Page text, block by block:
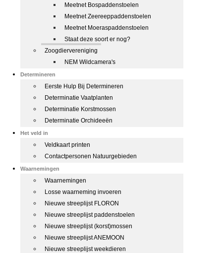
Meetnet Bospaddenstoelen
Meetnet Zeereeppaddenstoelen
Meetnet Moeraspaddenstoelen
Staat deze soort er nog?
Zoogdiervereniging
NEM Wildcamera's
Determineren
Eerste Hulp Bij Determineren
Determinatie Vaatplanten
Determinatie Korstmossen
Determinatie Orchideeën
Het veld in
Veldkaart printen
Contactpersonen Natuurgebieden
Waarnemingen
Waarnemingen
Losse waarneming invoeren
Nieuwe streeplijst FLORON
Nieuwe streeplijst paddenstoelen
Nieuwe streeplijst (korst)mossen
Nieuwe streeplijst ANEMOON
Nieuwe streeplijst weekdieren